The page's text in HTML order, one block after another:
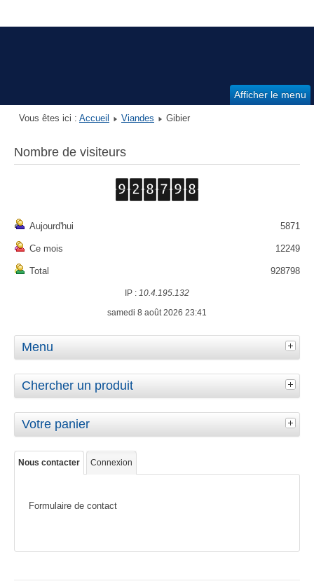
Afficher le menu
Vous êtes ici : Accueil Viandes Gibier
Nombre de visiteurs
Aujourd'hui 5871
Ce mois 12249
Total 928798
IP : 10.4.195.132
samedi 8 août 2026 23:41
Menu
Chercher un produit
Votre panier
Nous contacter Connexion
Formulaire de contact